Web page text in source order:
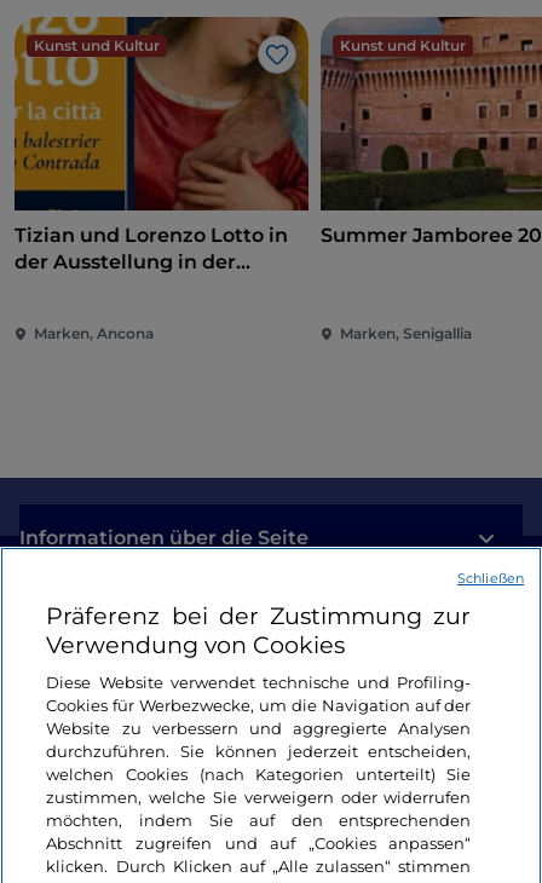
Kunst und Kultur
Like
Tizian und Lorenzo Lotto in
der Ausstellung in der
Marken, Ancona
Kunst und Kultur
Summer Jamboree
Marken, Senigallia
Informationen über die Seite
Nützliche Links
Login
Bleiben wir in Kontakt
Präferenz bei der Zustimmung zur
Verwendung von Cookies
Diese Website verwendet technische und Profiling-
Cookies für Werbezwecke, um die Navigation auf der
Website zu verbessern und aggregierte Analysen
durchzuführen. Sie können jederzeit entscheiden,
welchen Cookies (nach Kategorien unterteilt) Sie
zustimmen, welche Sie verweigern oder widerrufen
möchten, indem Sie auf den entsprechenden
Abschnitt zugreifen und auf „Cookies anpassen“
klicken. Durch Klicken auf „Alle zulassen“ stimmen
Schließen